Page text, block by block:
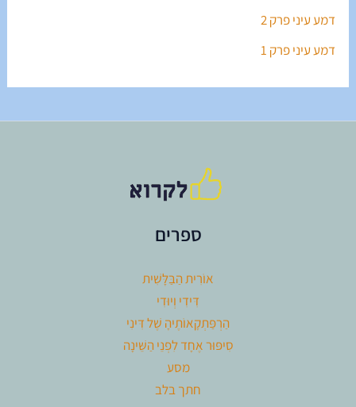
דמע עיני פרק 2
דמע עיני פרק 1
ספרים
אוֹרִית הַבַּלָּשִׁית
דִּידִי וְיוּדִי
הַרְפַּתְקָאוֹתֶיהָ שֶׁל דִּינִי
סִיפּוּר אֶחָד לִפְנֵי הַשֵּׁינָה
מסע
חתך בלב